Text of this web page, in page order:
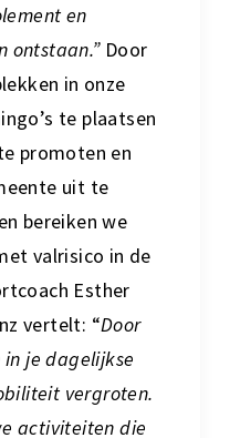
en
ontstaan.”Door
in onze
te plaatsen
promoten en
uit te
bereiken we
valrisico in de
Esther
vertelt: “Door
je dagelijkse
vergroten.
activiteiten die